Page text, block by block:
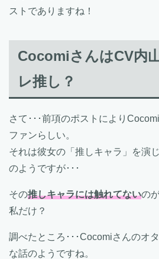
ストでありますね！
CocomiさんはCV内
レ推し？
さて･･･前項のポストにより
ファンらしい。
それは彼女の「推しキャラ」を演
のようですが･･･
その推しキャラには触れてないの
私だけ？
調べたところ･･･Cocomiさんのオ
な話のようですね。